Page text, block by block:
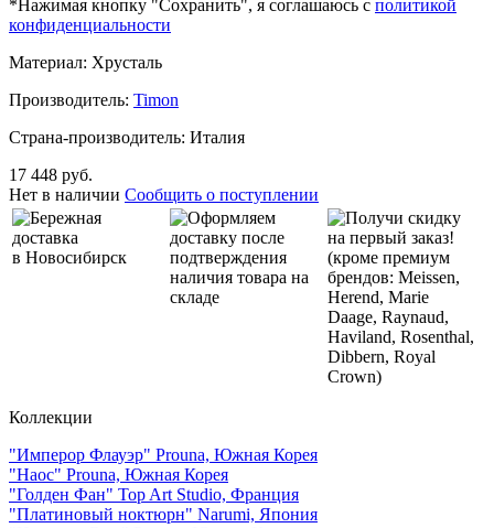
*Нажимая кнопку "Сохранить", я соглашаюсь с политикой
конфиденциальности
Материал: Хрусталь
Производитель: Timon
Страна-производитель: Италия
17 448 руб.
Нет в наличии Сообщить о поступлении
Бережная
доставка
в Новосибирск
Оформляем
доставку после
подтверждения
наличия товара на
складе
Получи скидку
на первый заказ!
(кроме премиум
брендов: Meissen,
Herend, Marie
Daage, Raynaud,
Haviland, Rosenthal,
Dibbern, Royal
Crown)
Коллекции
"Имперор Флауэр" Prouna, Южная Корея
"Наос" Prouna, Южная Корея
"Голден Фан" Top Art Studio, Франция
"Платиновый ноктюрн" Narumi, Япония